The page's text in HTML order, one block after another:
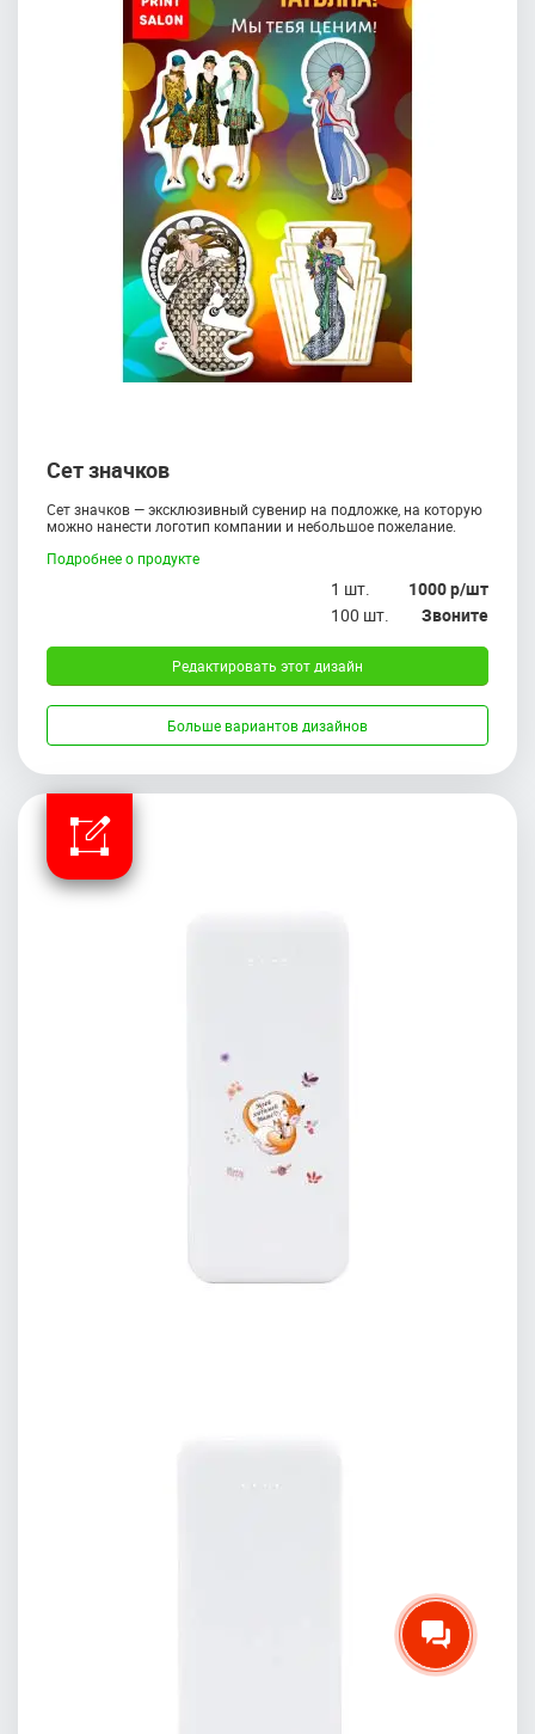
Сет значков
Сет значков — эксклюзивный сувенир на подложке, на которую
можно нанести логотип компании и небольшое пожелание.
Подробнее о продукте
1 шт.
1000 р/шт
100 шт.
Звоните
Редактировать этот дизайн
Больше вариантов дизайнов